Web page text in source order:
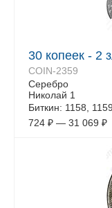
30 копеек - 2
COIN-2359
Серебро
Николай 1
Биткин: 1158, 1159
724 ₽ — 31 069 ₽